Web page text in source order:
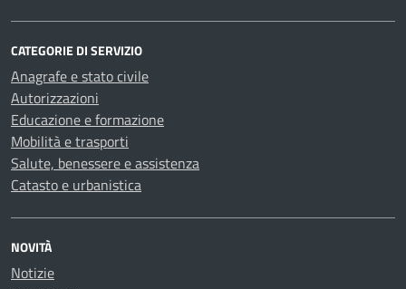
CATEGORIE DI SERVIZIO
Anagrafe e stato civile
Autorizzazioni
Educazione e formazione
Mobilità e trasporti
Salute, benessere e assistenza
Catasto e urbanistica
NOVITÀ
Notizie